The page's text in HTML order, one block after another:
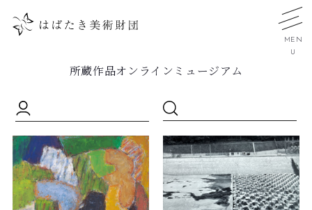
MEN
U
所蔵作品オンラインミュージアム